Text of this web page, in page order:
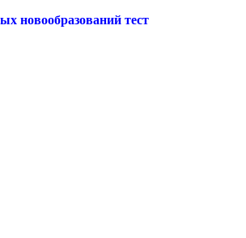
новообразований тест